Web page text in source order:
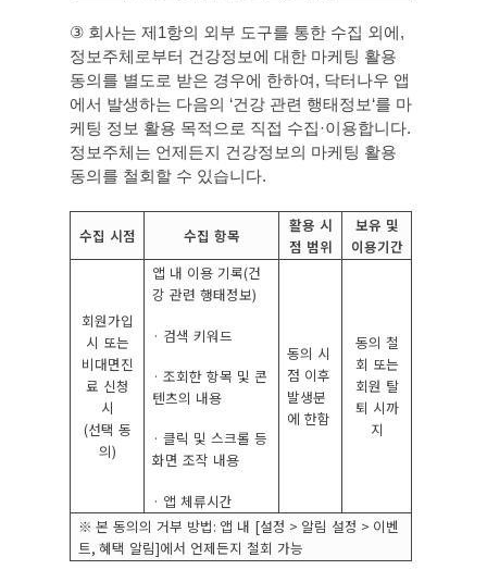
③ 회사는 제 1항의 외부 도구를 통한 수집 외에 ,
정보주체로부터 건강정보에 대한 마케팅 활용
동의를 별도로 받은 경우에 한하여 , 닥터나우 앱
에서 발생하는 다음의 ‘건강 관련 행태정보‘를 마
케팅 정보 활용 목적으로 직접 수집·이용합니다.
정보주체는 언제든지 건강정보의 마케팅 활용
동의를 철회할 수 있습니다.
수집 시점 수집 항목
활용 시
점 범위
보유 및
이용기간
회원가입
시 또는
비대면진
료 신청
시
(선택 동
의)
앱 내 이용 기록(건
강 관련 행태정보)
· 검색 키워드
·조회한 항목 및 콘
텐츠의 내용
·클릭 및 스크롤 등
화면 조작 내용
· 앱 체류시간
동의 시
점 이후
발생분
에 한함
동의 철
회 또는
회원 탈
퇴 시까
지
※본 동의의 거부 방법: 앱 내 [설정 > 알림 설정 > 이벤
트,혜택 알림]에서 언제든지 철회 가능